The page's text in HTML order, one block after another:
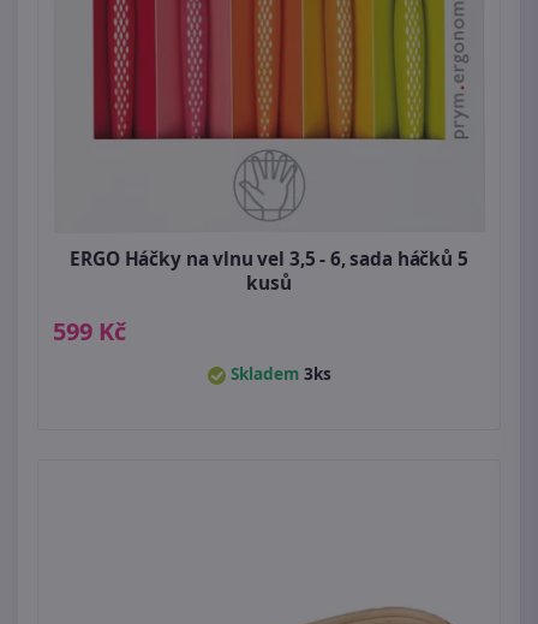
ERGO Háčky na vlnu vel 3,5 - 6, sada háčků 5
kusů
599 Kč
Skladem 3ks